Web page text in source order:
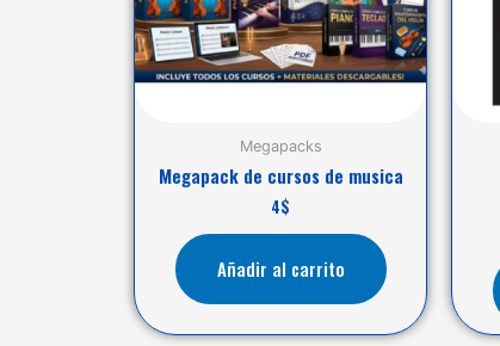
Megapacks
Megapack de cursos de musica
4$
Añadir al carrito